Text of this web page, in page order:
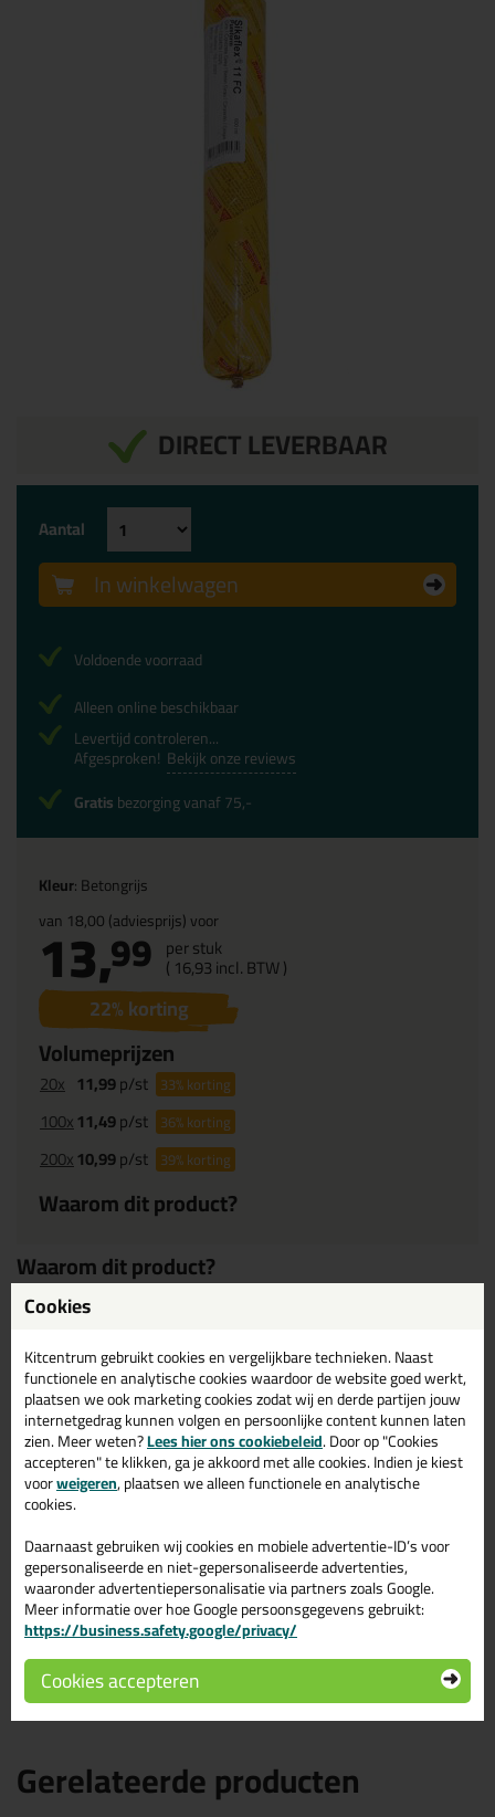
DIRECT LEVERBAAR
Kleur: Betongrijs
van 18,00(adviesprijs) voor
13,99 per stuk
( 16,93incl. BTW )
22% korting
Volumeprijzen
20x 11,99p/st 33%korting
100x11,49p/st 36%korting
200x10,99p/st 39%korting
Waarom dit product?
Aantal
In winkelwagen
Voldoende voorraad
Alleen online beschikbaar
Levertijd controleren...
Afgesproken! Bekijk onze reviews
Gratisbezorging vanaf 75,-
Waarom dit product?
Lijm-kit met CE-markering
Zeer lage uitstoot
Nieuwe versie van de 11FC
Omschrijving Specificaties Reviews (0)
Sikaflex 11 FC Purform
600ml in Betongrijs
Bestel de Sikaflex 11 FC Purform 600ml in Betongrijs vandaag
nog! Vandaag besteld = morgen in huis.
Wil je meer weten over de toepassing en kenmerken van dit
product?Lees alles over dit product >
Gerelateerde producten
Cookies
Kitcentrum gebruikt cookies en vergelijkbare technieken. Naast
functionele en analytische cookies waardoor de website goed werkt,
plaatsen we ook marketing cookies zodat wij en derde partijen jouw
internetgedrag kunnen volgen en persoonlijke content kunnen laten
zien. Meer weten?Lees hier ons cookiebeleid. Door op "Cookies
accepteren" te klikken, ga je akkoord met alle cookies. Indien je kiest
voorweigeren, plaatsen we alleen functionele en analytische
cookies.
Daarnaast gebruiken wij cookies en mobiele advertentie-ID’s voor
gepersonaliseerde en niet-gepersonaliseerde advertenties,
waaronder advertentiepersonalisatie via partners zoals Google.
Meer informatie over hoe Google persoonsgegevens gebruikt:
https://business.safety.google/privacy/
Cookies accepteren